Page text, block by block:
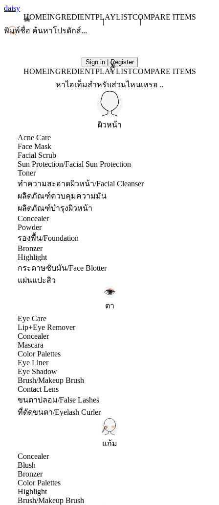
daisy
HOMEINGREDIENTPLAYLISTCOMPARE ITEMS
Sign in | Register
X
HOMEINGREDIENTPLAYLISTCOMPARE ITEMS
หาไอเท็มสำหรับส่วนไหนเหรอ ..
ผิวหน้า
Acne Care
Face Mask
Facial Scrub
Sun Protection/Facial Sun Protection
Toner
ทำความสะอาดผิวหน้า/Facial Cleanser
ผลิตภัณฑ์ควบคุมความมัน
ผลิตภัณฑ์บำรุงผิวหน้า
Concealer
Powder
รองพื้น/Foundation
Bronzer
Highlight
กระดาษซับมัน/Face Blotter
แผ่นแปะสิว
ตา
Eye Care
Lip+Eye Remover
Concealer
Mascara
Color Palettes
Eye Liner
Eye Shadow
Brush/Makeup Brush
Contact Lens
ขนตาปลอม/False Lashes
ที่ดัดขนตา/Eyelash Curler
แก้ม
Concealer
Blush
Bronzer
Color Palettes
Highlight
Brush/Makeup Brush